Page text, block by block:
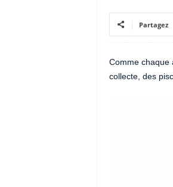
Partagez
Comme chaque
collecte, des